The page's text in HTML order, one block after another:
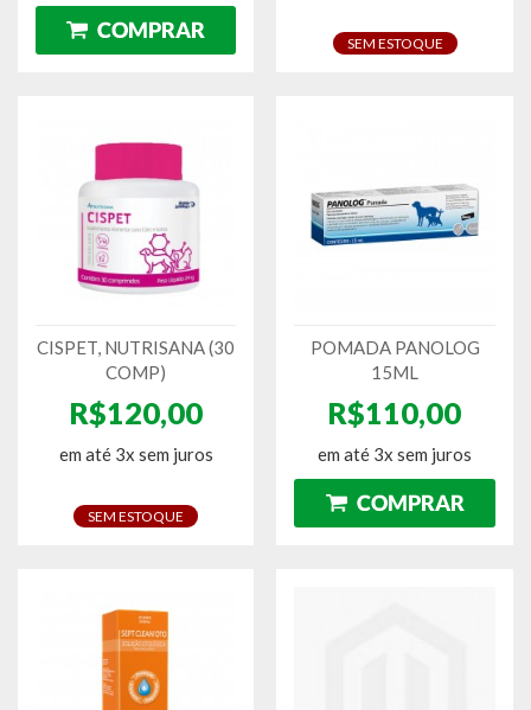
SEM ESTOQUE
CISPET, NUTRISANA (30
COMP)
R$120,00
em até 3x sem juros
SEM ESTOQUE
POMADA PANOLOG
15ML
R$110,00
em até 3x sem juros